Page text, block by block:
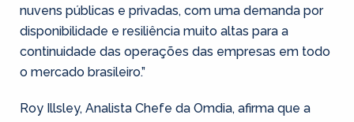
nuvens públicas e privadas, com uma demanda por
disponibilidade e resiliência muito altas para a
continuidade das operações das empresas em todo
o mercado brasileiro.”
Roy Illsley, Analista Chefe da Omdia, afirma que a